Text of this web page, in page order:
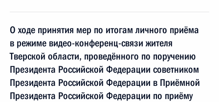
О ходе принятия мер по итогам личного приёма
в режиме видео-конференц-связи жителя
Тверской области, проведённого по поручению
Президента Российской Федерации советником
Президента Российской Федерации в Приёмной
Президента Российской Федерации по приёму